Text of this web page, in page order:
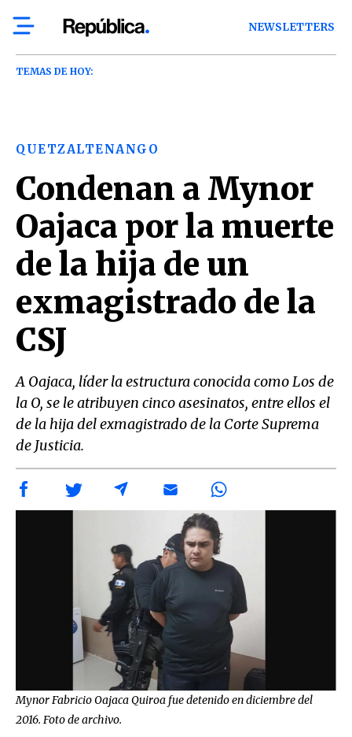
NEWSLETTERS
TEMAS DE HOY:
QUETZALTENANGO
Condenan a Mynor
Oajaca por la muerte
de la hija de un
exmagistrado de la
CSJ
A Oajaca, líder la estructura conocida como Los de
la O, se le atribuyen cinco asesinatos, entre ellos el
de la hija del exmagistrado de la Corte Suprema
de Justicia.
Mynor Fabricio Oajaca Quiroa fue detenido en diciembre del
2016. Foto de archivo.